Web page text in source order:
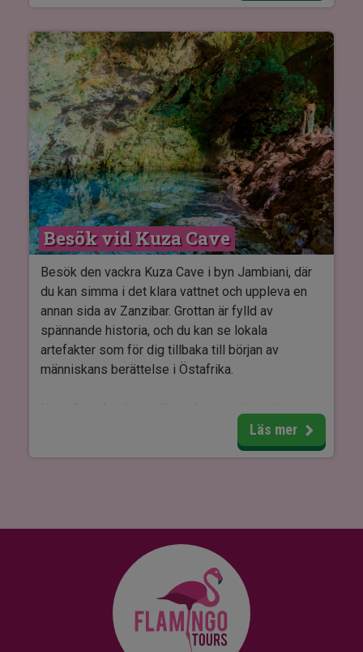
Fort, The House of Wonders, Supreme Court-
byggnaden, Tippu Tips hus, Kelele Square, det
gamla brittiska konsulatet, barnhemmet, den
gamla hamnen och mycket mer. I den gamla
stadsdelen är de flesta byggnader över 200 år
gamla och här finns många små exotiska basarer
och butiker.
I priset ingår:
Transport till/från hotellet
Engelsk guide.
Inträdesavgift till den gamla slavmarknaden.
Besök vid Kuza Cave
Besök den vackra Kuza Cave i byn Jambiani, där
du kan simma i det klara vattnet och uppleva en
annan sida av Zanzibar. Grottan är fylld av
spännande historia, och du kan se lokala
artefakter som för dig tillbaka till början av
människans berättelse i Östafrika.
besök. Här kan du stanna en hel dag och njuta av
en levande kulturupplevelse med musik, konst
Det är enkel tillgång till den stora, ljusa och
cirkelformade grottan, och vid entrén hittar du ett
mysigt receptionsområde med restaurang och ett
stort skuggigt område där du kan köpa mat och
Läs mer